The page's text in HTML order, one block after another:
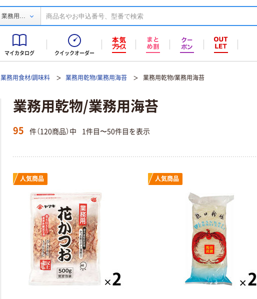
業務用 ...
マイカタログ クイックオーダー
業務用食材/調味料 業務用乾物/業務用海苔 業務用乾物/業務用海苔
業務用乾物/業務用海苔
95 件（120商品）中 1件目〜50件目を表示
人気商品 人気商品